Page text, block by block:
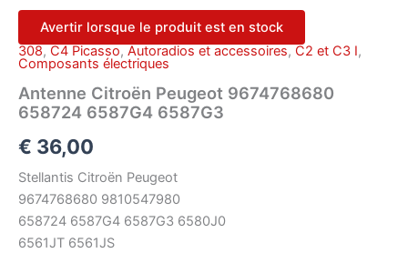
Avertir lorsque le produit est en stock
308, C4 Picasso, Autoradios et accessoires, C2 et C3 I,
Composants électriques
Antenne Citroën Peugeot 9674768680
658724 6587G4 6587G3
€ 36,00
Stellantis Citroën Peugeot
9674768680 9810547980
658724 6587G4 6587G3 6580J0
6561JT 6561JS